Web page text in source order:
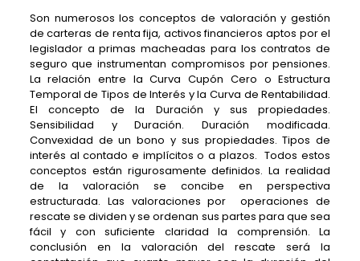
Son numerosos los conceptos de valoración y gestión
de carteras de renta fija, activos financieros aptos por el
legislador a primas macheadas para los contratos de
seguro que instrumentan compromisos por pensiones.
La relación entre la Curva Cupón Cero o Estructura
Temporal de Tipos de Interés y la Curva de Rentabilidad.
El concepto de la Duración y sus propiedades.
Sensibilidad y Duración. Duración modificada.
Convexidad de un bono y sus propiedades. Tipos de
interés al contado e implícitos o a plazos. Todos estos
conceptos están rigurosamente definidos. La realidad
de la valoración se concibe en perspectiva
estructurada. Las valoraciones por operaciones de
rescate se dividen y se ordenan sus partes para que sea
fácil y con suficiente claridad la comprensión. La
conclusión en la valoración del rescate será la